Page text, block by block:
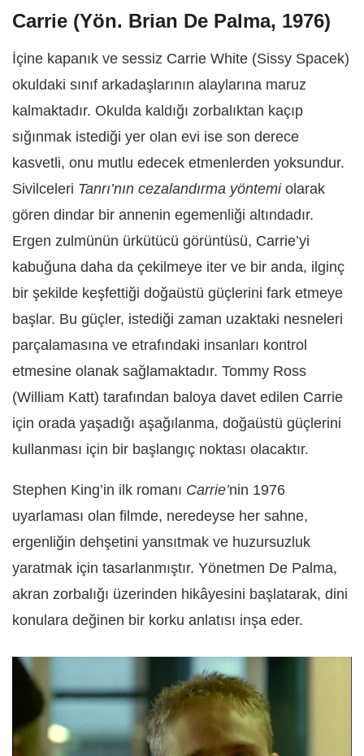
Carrie (Yön. Brian De Palma, 1976)
İçine kapanık ve sessiz Carrie White (Sissy Spacek)
okuldaki sınıf arkadaşlarının alaylarına maruz
kalmaktadır. Okulda kaldığı zorbalıktan kaçıp
sığınmak istediği yer olan evi ise son derece
kasvetli, onu mutlu edecek etmenlerden yoksundur.
Sivilceleri Tanrı’nın cezalandırma yöntemiolarak
gören dindar bir annenin egemenliği altındadır.
Ergen zulmünün ürkütücü görüntüsü, Carrie’yi
kabuğuna daha da çekilmeye iter ve bir anda, ilginç
bir şekilde keşfettiği doğaüstü güçlerini fark etmeye
başlar. Bu güçler, istediği zaman uzaktaki nesneleri
parçalamasına ve etrafındaki insanları kontrol
etmesine olanak sağlamaktadır. Tommy Ross
(William Katt) tarafından baloya davet edilen Carrie
için orada yaşadığı aşağılanma, doğaüstü güçlerini
kullanması için bir başlangıç noktası olacaktır.
Stephen King’in ilk romanı Carrie’nin 1976
uyarlaması olan filmde, neredeyse her sahne,
ergenliğin dehşetini yansıtmak ve huzursuzluk
yaratmak için tasarlanmıştır. Yönetmen De Palma,
akran zorbalığı üzerinden hikâyesini başlatarak, dini
konulara değinen bir korku anlatısı inşa eder.